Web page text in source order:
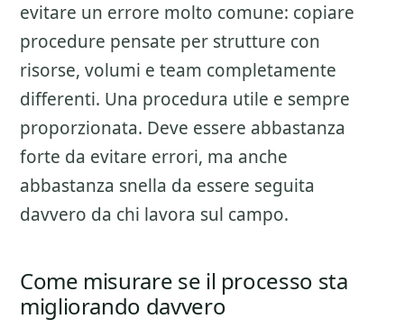
evitare un errore molto comune: copiare
procedure pensate per strutture con
risorse, volumi e team completamente
differenti. Una procedura utile e sempre
proporzionata. Deve essere abbastanza
forte da evitare errori, ma anche
abbastanza snella da essere seguita
davvero da chi lavora sul campo.
Come misurare se il processo sta
migliorando davvero